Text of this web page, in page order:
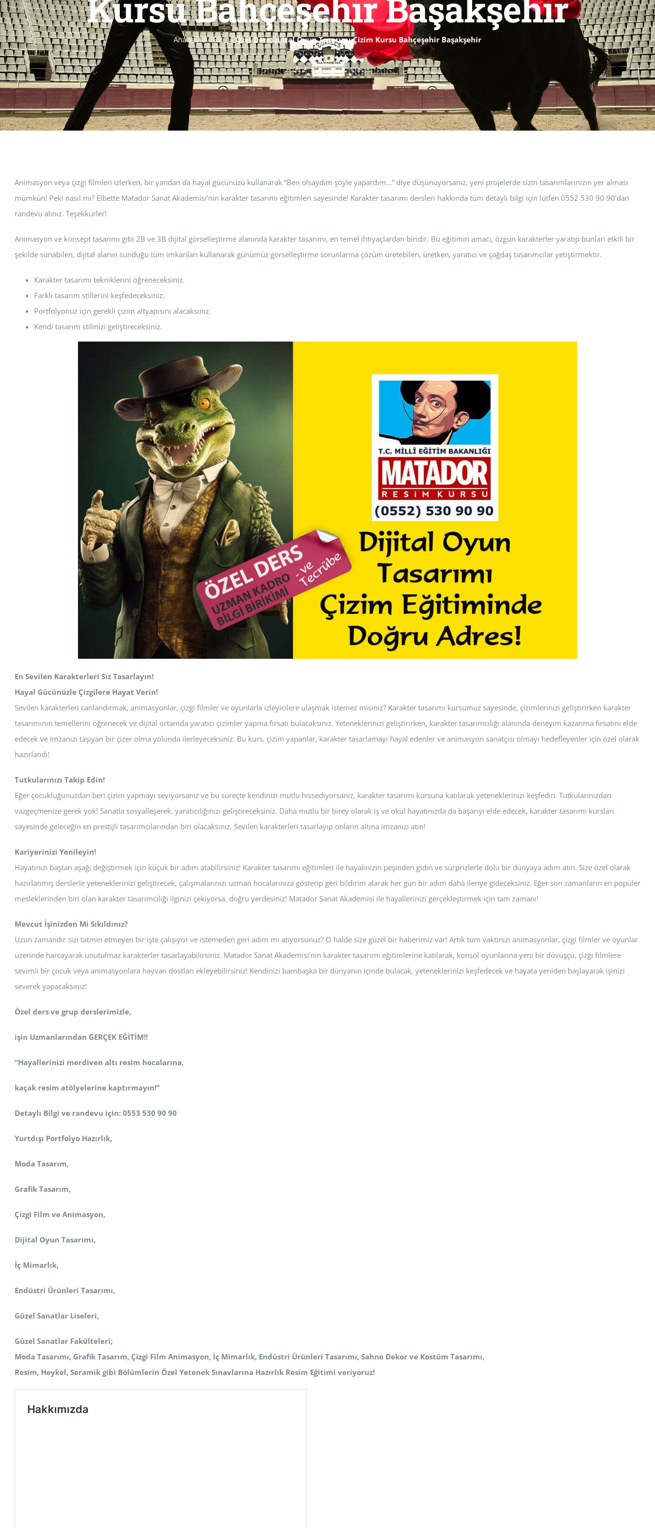
Ana sayfa»Blog»Özel Ders Dijital Oyun Tasarımı Çizim Kursu Bahçeşehir Başakşehir
Animasyon veya çizgi filmleri izlerken, bir yandan da hayal gücünüzü kullanarak “Ben olsaydım şöyle yapardım…” diye düşünüyorsanız, yeni projelerde sizin tasarımlarınızın yer alması
mümkün! Peki nasıl mı? Elbette Matador Sanat Akademisi’nin karakter tasarımı eğitimleri sayesinde! Karakter tasarımı dersleri hakkında tüm detaylı bilgi için lütfen 0552 530 90 90’dan
randevu alınız. Teşekkürler!
Animasyon ve konsept tasarımı gibi 2B ve 3B dijital görselleştirme alanında karakter tasarımı, en temel ihtiyaçlardan biridir. Bu eğitimin amacı, özgün karakterler yaratıp bunları etkili bir
şekilde sunabilen, dijital alanın sunduğu tüm imkanları kullanarak günümüz görselleştirme sorunlarına çözüm üretebilen, üretken, yaratıcı ve çağdaş tasarımcılar yetiştirmektir.
Karakter tasarımı tekniklerini öğreneceksiniz.
Farklı tasarım stillerini keşfedeceksiniz.
Portfolyonuz için gerekli çizim altyapısını alacaksınız.
Kendi tasarım stilinizi geliştireceksiniz.
En Sevilen Karakterleri Siz Tasarlayın!
Hayal Gücünüzle Çizgilere Hayat Verin!
Sevilen karakterleri canlandırmak, animasyonlar, çizgi filmler ve oyunlarla izleyicilere ulaşmak istemez misiniz? Karakter tasarımı kursumuz sayesinde, çizimlerinizi geliştirirken karakter
tasarımının temellerini öğrenecek ve dijital ortamda yaratıcı çizimler yapma fırsatı bulacaksınız. Yeteneklerinizi geliştirirken, karakter tasarımcılığı alanında deneyim kazanma fırsatını elde
edecek ve imzanızı taşıyan bir çizer olma yolunda ilerleyeceksiniz. Bu kurs, çizim yapanlar, karakter tasarlamayı hayal edenler ve animasyon sanatçısı olmayı hedefleyenler için özel olarak
hazırlandı!
Tutkularınızı Takip Edin!
Eğer çocukluğunuzdan beri çizim yapmayı seviyorsanız ve bu süreçte kendinizi mutlu hissediyorsanız, karakter tasarımı kursuna katılarak yeteneklerinizi keşfedin. Tutkularınızdan
vazgeçmenize gerek yok! Sanatla sosyalleşerek, yaratıcılığınızı geliştireceksiniz. Daha mutlu bir birey olarak iş ve okul hayatınızda da başarıyı elde edecek, karakter tasarımı kursları
sayesinde geleceğin en prestijli tasarımcılarından biri olacaksınız. Sevilen karakterleri tasarlayıp onların altına imzanızı atın!
Kariyerinizi Yenileyin!
Hayatınızı baştan aşağı değiştirmek için küçük bir adım atabilirsiniz! Karakter tasarımı eğitimleri ile hayalinizin peşinden gidin ve sürprizlerle dolu bir dünyaya adım atın. Size özel olarak
hazırlanmış derslerle yeteneklerinizi geliştirecek, çalışmalarınızı uzman hocalarınıza gösterip geri bildirim alarak her gün bir adım daha ileriye gideceksiniz. Eğer son zamanların en popüler
mesleklerinden biri olan karakter tasarımcılığı ilginizi çekiyorsa, doğru yerdesiniz! Matador Sanat Akademisi ile hayallerinizi gerçekleştirmek için tam zamanı!
Mevcut İşinizden Mi Sıkıldınız?
Uzun zamandır sizi tatmin etmeyen bir işte çalışıyor ve istemeden geri adım mı atıyorsunuz? O halde size güzel bir haberimiz var! Artık tüm vaktinizi animasyonlar, çizgi filmler ve oyunlar
üzerinde harcayarak unutulmaz karakterler tasarlayabilirsiniz. Matador Sanat Akademisi’nin karakter tasarımı eğitimlerine katılarak, konsol oyunlarına yeni bir dövüşçü, çizgi filmlere
sevimli bir çocuk veya animasyonlara hayvan dostları ekleyebilirsiniz! Kendinizi bambaşka bir dünyanın içinde bulacak, yeteneklerinizi keşfedecek ve hayata yeniden başlayarak işinizi
severek yapacaksınız!
Özel ders ve grup derslerimizle,
işin Uzmanlarından GERÇEK EĞİTİM!!
“Hayallerinizi merdiven altı resim hocalarına,
kaçak resim atölyelerine kaptırmayın!”
Detaylı Bilgi ve randevu için: 0553 530 90 90
Yurtdışı Portfolyo Hazırlık,
Moda Tasarım,
Grafik Tasarım,
Çizgi Film ve Animasyon,
Dijital Oyun Tasarımı,
İç Mimarlık,
Endüstri Ürünleri Tasarımı,
Güzel Sanatlar Liseleri,
Güzel Sanatlar Fakülteleri;
Moda Tasarımı, Grafik Tasarım, Çizgi Film Animasyon, İç Mimarlık, Endüstri Ürünleri Tasarımı, Sahne Dekor ve Kostüm Tasarımı,
Resim, Heykel, Seramik gibi Bölümlerin Özel Yetenek Sınavlarına Hazırlık Resim Eğitimi veriyoruz!